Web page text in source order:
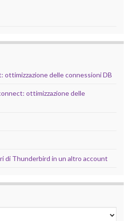
ottimizzazione delle connessioni DB
ottimizzazione delle
di Thunderbird in un altro account